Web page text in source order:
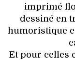
imprimé
dessiné en
humoristique
Et pour celles